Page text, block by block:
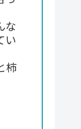
な
い
柿